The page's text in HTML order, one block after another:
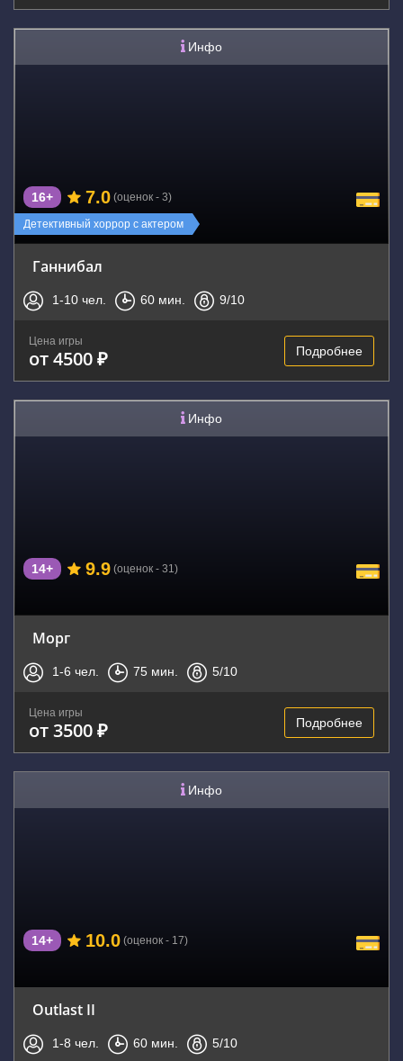
Инфо
Детективный хоррор с актером
16+ 7.0 (оценок - 3)
Ганнибал
1-10 чел. 60 мин. 9/10
Цена игры
от 4500 ₽ Подробнее
Инфо
14+ 9.9 (оценок - 31)
Морг
1-6 чел. 75 мин. 5/10
Цена игры
от 3500 ₽ Подробнее
Инфо
14+ 10.0 (оценок - 17)
Outlast II
1-8 чел. 60 мин. 5/10